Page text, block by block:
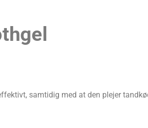
samtidig med at den plejer